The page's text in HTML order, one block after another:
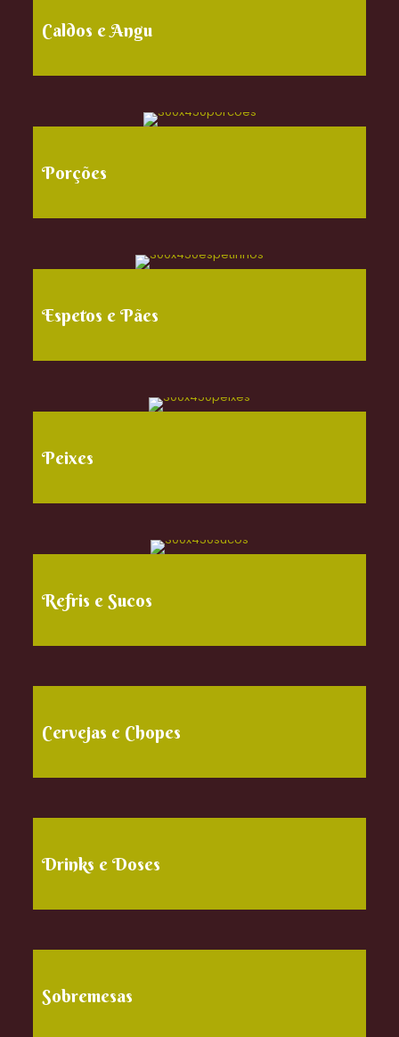
Caldos e Angu
Porções
Espetos e Pães
Peixes
Refris e Sucos
Cervejas e Chopes
Drinks e Doses
Sobremesas